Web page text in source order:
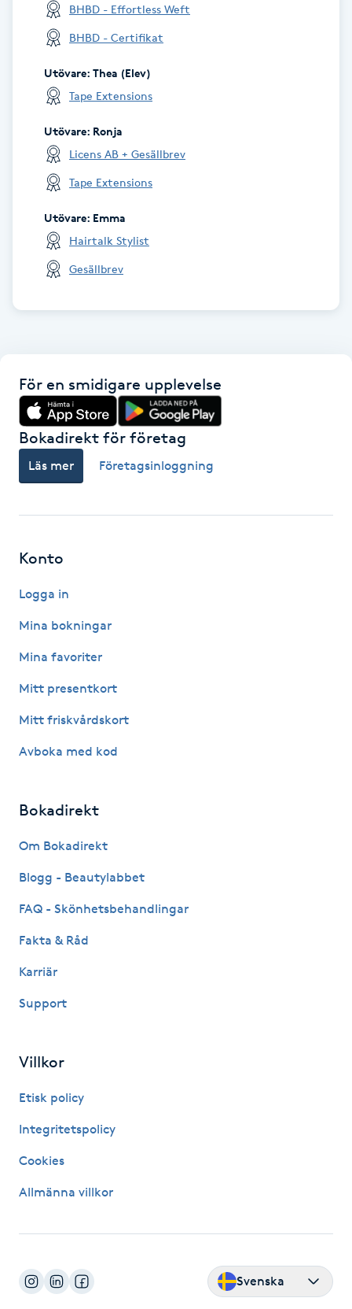
Kroppsinpackning
Käkledsbehandling
Kärlbehandling
Lashlift Keratin
LPG
LPG-behandling
LPG-massage
Luggklippning
Lymfmassage
Läpptatuering
M
Makeup
Massage
Medicinsk massage
Meditation
Megavolymfransar
Melasma
Mesoterapi
MicroPen
Mixfransar
Nagelförlängning akryl
BHBD - Effortless Weft
BHBD - Certifikat
Utövare: Thea (Elev)
Tape Extensions
Utövare: Ronja
Licens AB + Gesällbrev
Tape Extensions
Utövare: Emma
Hairtalk Stylist
Gesällbrev
För en smidigare upplevelse
Bokadirekt för företag
Läs mer Företagsinloggning
Konto
Logga in
Mina bokningar
Mina favoriter
Mitt presentkort
Mitt friskvårdskort
Avboka med kod
Bokadirekt
Om Bokadirekt
Blogg - Beautylabbet
FAQ - Skönhetsbehandlingar
Fakta & Råd
Karriär
Support
Villkor
Etisk policy
Integritetspolicy
Cookies
Allmänna villkor
Svenska